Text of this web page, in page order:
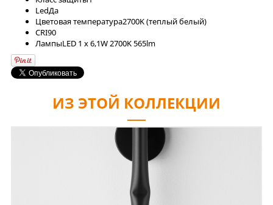
LedДа
Цветовая температура2700K (теплый белый)
CRI90
ЛaмпыLED 1 x 6,1W 2700K 565lm
ИЗ ЭТОЙ КОЛЛЕКЦИИ